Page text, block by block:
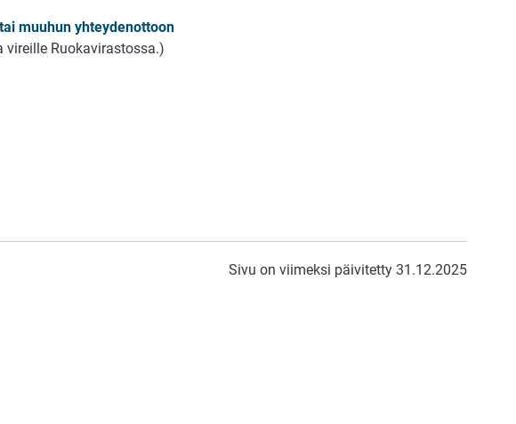
muuhun yhteydenottoon
Ruokavirastossa.)
Sivu on viimeksi päivitetty 31.12.2025